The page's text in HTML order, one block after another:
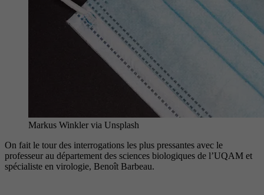
Markus Winkler via Unsplash
On fait le tour des interrogations les plus pressantes avec le
professeur au département des sciences biologiques de l’UQAM et
spécialiste en virologie, Benoît Barbeau.